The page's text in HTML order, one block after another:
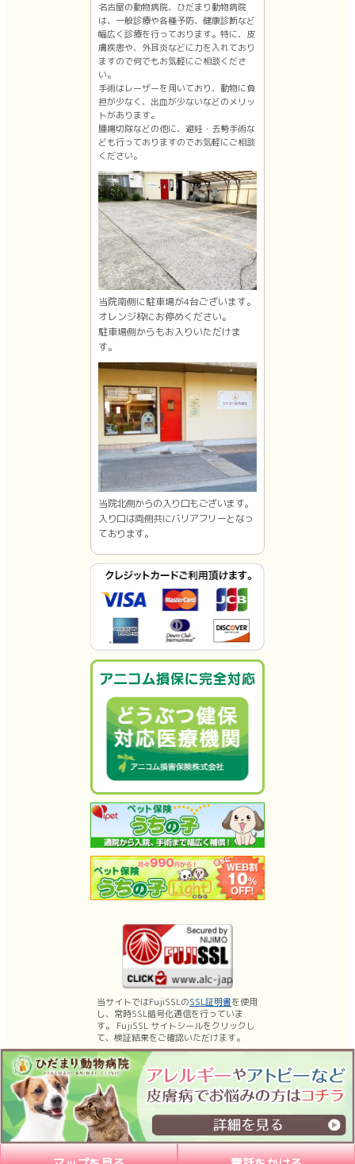
名古屋の動物病院、ひだまり動物病院
は、一般診療や各種予防、健康診断など
幅広く診療を行っております。特に、皮
膚疾患や、外耳炎などに力を入れており
ますので何でもお気軽にご相談くださ
い。
手術はレーザーを用いており、動物に負
担が少なく、出血が少ないなどのメリッ
トがあります。
腫瘍切除などの他に、避妊・去勢手術な
ども行っておりますのでお気軽にご相談
ください。
当院南側に駐車場が4台ございます。
オレンジ枠にお停めください。
駐車場側からもお入りいただけま
す。
当院北側からの入り口もございます。
入り口は両側共にバリアフリーとなっ
ております。
当サイトではFujiSSLのSSL証明書を使用
し、常時SSL暗号化通信を行っていま
す。 FujiSSL サイトシールをクリックし
て、検証結果をご確認いただけます。
名古屋市昭和区の動物病院、ひだまり動物病院は、薬浴などの皮膚科診療、乳
腺腫瘍手術・体表腫瘤切除などの日帰り手術に力を入れております。
もちろん内科、外科、腫瘍科などの一般診療、予防医療（各種ワクチン）など
も行っています。